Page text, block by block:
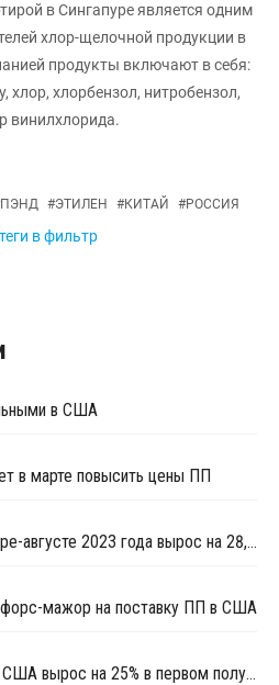
в Сингапуре является одним
хлор-щелочной продукции в
продукты включают в себя:
хлор, хлорбензол, нитробензол,
винилхлорида.
ПЭНД #ЭТИЛЕН #КИТАЙ #РОССИЯ
в фильтр
в США
в марте повысить цены ПП
Экспорт ПП из США в январе-августе 2023 года вырос на 28,4%
форс-мажор на поставку ПП в США
Экспорт полипропилена из США вырос на 25% в первом полугодии 2023 года